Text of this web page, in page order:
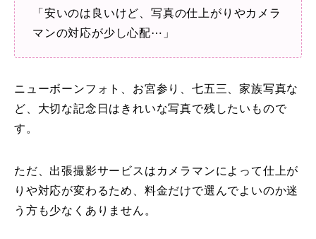
「安いのは良いけど、写真の仕上がりやカメラ
マンの対応が少し心配⋯」
ニューボーンフォト、お宮参り、七五三、家族写真な
ど、大切な記念日はきれいな写真で残したいもので
す。
ただ、出張撮影サービスはカメラマンによって仕上が
りや対応が変わるため、料金だけで選んでよいのか迷
う方も少なくありません。